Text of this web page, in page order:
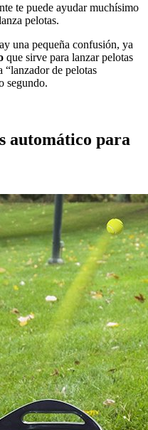
te puede ayudar muchísimo
pelotas.
una pequeña confusión, ya
que sirve para lanzar pelotas
“lanzador de pelotas
segundo.
automático para